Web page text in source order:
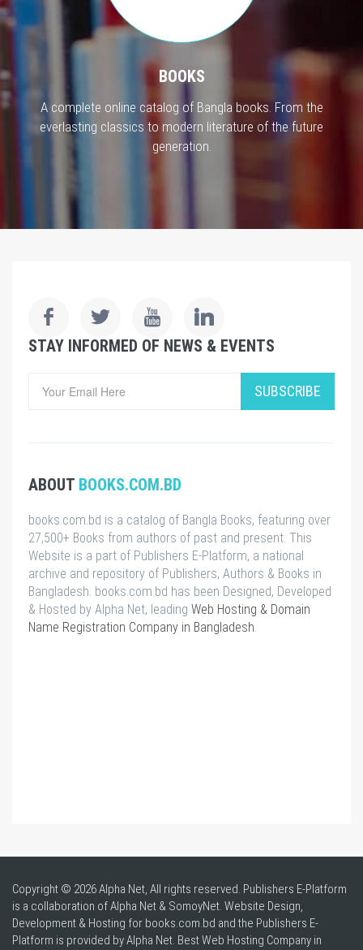
BOOKS
A complete online catalog of Bangla books. From the
everlasting classics to modern literature of the future
generation.
STAY INFORMED OF NEWS & EVENTS
SUBSCRIBE
ABOUT BOOKS.COM.BD
books.com.bd is a catalog of Bangla Books, featuring over
27,500+ Books from authors of past and present. This
Website is a part of Publishers E-Platform, a national
archive and repository of Publishers, Authors & Books in
Bangladesh. books.com.bd has been Designed, Developed
& Hosted by Alpha Net, leading Web Hosting & Domain
Name Registration Company in Bangladesh
Copyright © 2026 Alpha Net, All rights reserved. Publishers E-Platform
is a collaboration of Alpha Net & SomoyNet. Website Design,
Development & Hosting for books.com.bd and the Publishers E-
Platform is provided by Alpha Net. BestWeb Hosting Company in